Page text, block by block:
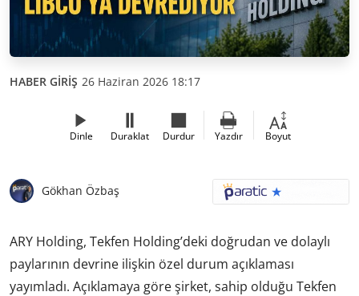
HABER GİRİŞ 26 Haziran 2026 18:17
Dinle Duraklat Durdur Yazdır Boyut
Gökhan Özbaş
ARY Holding, Tekfen Holding’deki doğrudan ve dolaylı
paylarının devrine ilişkin özel durum açıklaması
yayımladı. Açıklamaya göre şirket, sahip olduğu Tekfen